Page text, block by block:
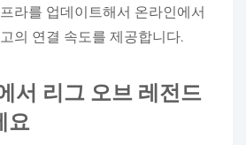
라를 업데이트해서 온라인에서
의 연결 속도를 제공합니다.
서 리그 오브 레전드
요